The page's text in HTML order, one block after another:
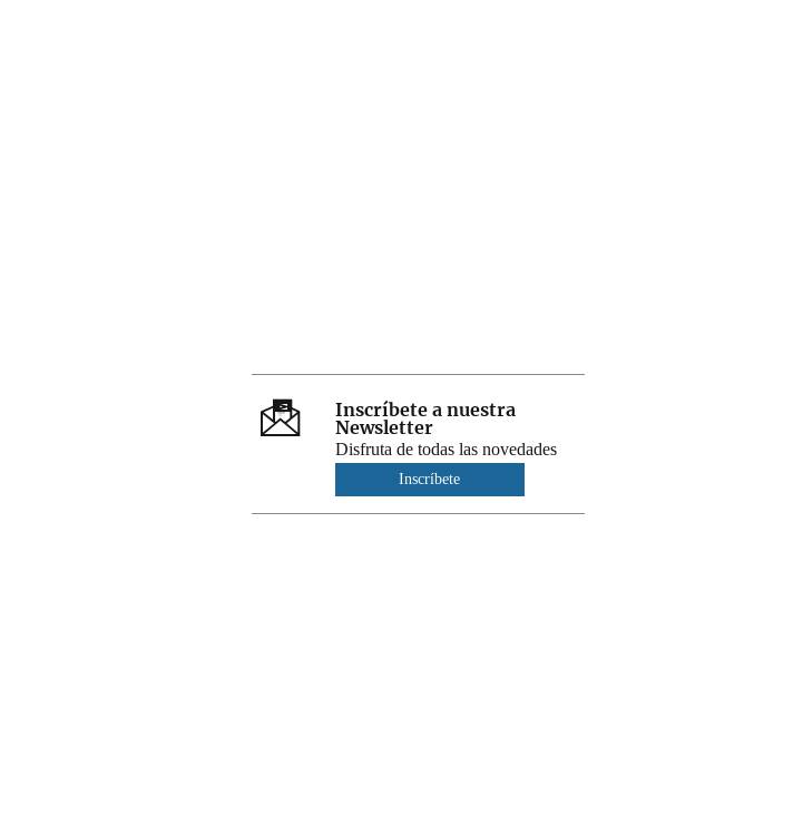
Inscríbete a nuestra
Newsletter
Disfruta de todas las novedades
Inscríbete